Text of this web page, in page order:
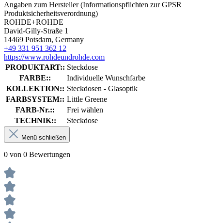
Angaben zum Hersteller (Informationspflichten zur GPSR
Produktsicherheitsverordnung)
ROHDE+ROHDE
David-Gilly-Straße 1
14469 Potsdam, Germany
+49 331 951 362 12
https://www.rohdeundrohde.com
PRODUKTART:: Steckdose
FARBE::
Individuelle Wunschfarbe
KOLLEKTION:: Steckdosen - Glasoptik
FARBSYSTEM:: Little Greene
FARB-Nr.::
Frei wählen
TECHNIK::
Steckdose
Menü schließen
0 von 0 Bewertungen